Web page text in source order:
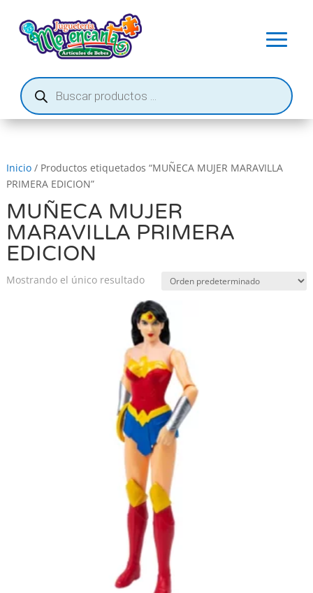
Búsqueda
de
productos
Inicio/ Productos etiquetados “MUÑECA MUJER MARAVILLA
PRIMERA EDICION”
MUÑECA MUJER
MARAVILLA PRIMERA
EDICION
Mostrando el único resultado